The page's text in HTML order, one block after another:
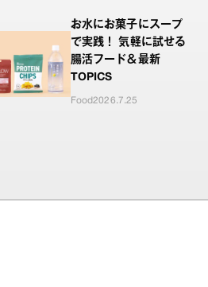
お水にお菓子にスープ
で実践！ 気軽に試せる
腸活フード＆最新
TOPICS
Food2026.7.25